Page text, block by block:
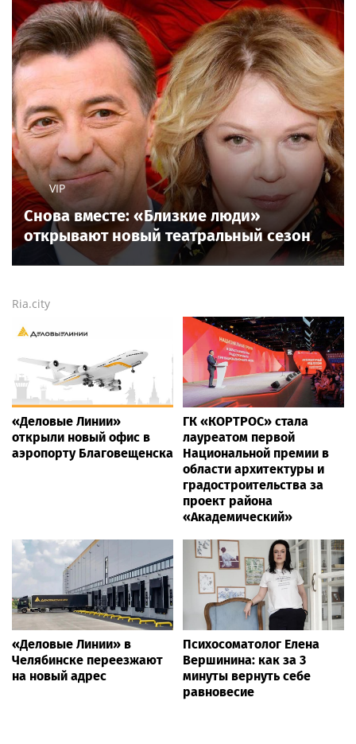
VIP
Снова вместе: «Близкие люди»
открывают новый театральный сезон
Ria.city
«Деловые Линии»
открыли новый офис в
аэропорту Благовещенска
ГК «КОРТРОС» стала
лауреатом первой
Национальной премии в
области архитектуры и
градостроительства за
проект района
«Академический»
«Деловые Линии» в
Челябинске переезжают
на новый адрес
Психосоматолог Елена
Вершинина: как за 3
минуты вернуть себе
равновесие